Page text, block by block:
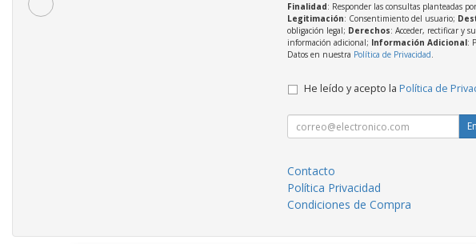
Finalidad: Responder las consultas planteadas
Legitimación: Consentimiento del usuario;
obligación legal; Derechos: Acceder, rectificar y
información adicional; Información Adicional:
Datos en nuestra Política de Privacidad.
He leído y acepto la Política de
Contacto
Política Privacidad
Condiciones de Compra